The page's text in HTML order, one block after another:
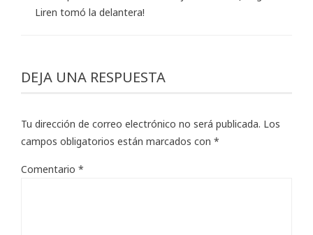
Liren tomó la delantera!
DEJA UNA RESPUESTA
Tu dirección de correo electrónico no será publicada. Los
campos obligatorios están marcados con *
Comentario *